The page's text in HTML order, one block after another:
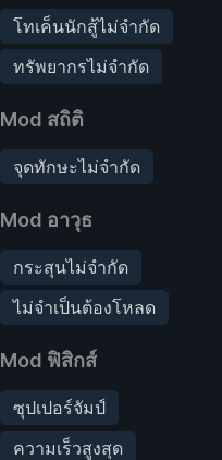
โทเค็นนักสู้ไม่จำกัด
ทรัพยากรไม่จำกัด
Mod สถิติ
จุดทักษะไม่จำกัด
Mod อาวุธ
กระสุนไม่จำกัด
ไม่จำเป็นต้องโหลด
Mod ฟิสิกส์
ซุปเปอร์จัมป์
ความเร็วสูงสุด